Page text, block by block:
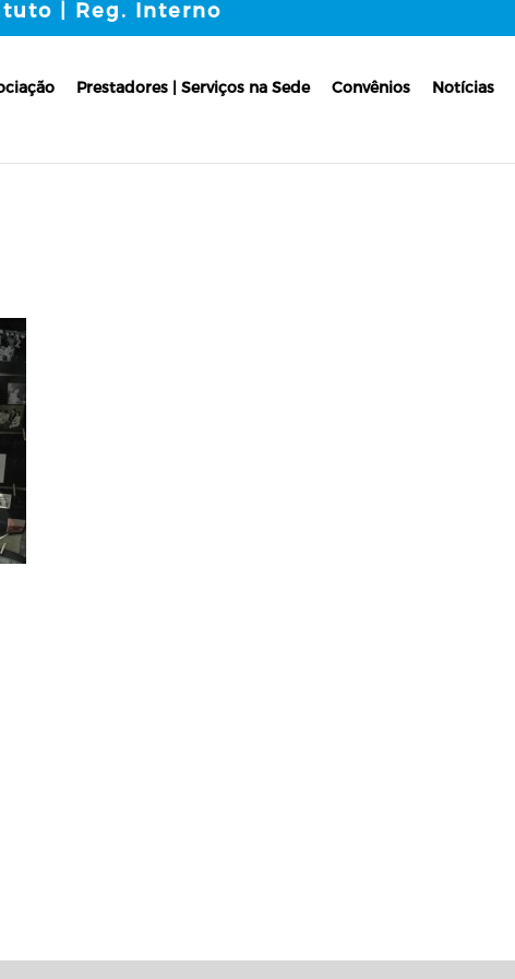
| Reg. Interno
Prestadores | Serviços na Sede Convênios Notícias